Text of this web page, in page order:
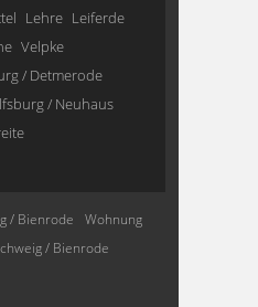
Lehre Leiferde
Velpke
/ Detmerode
/ Neuhaus
/ Bienrode
Wohnung
/ Bienrode